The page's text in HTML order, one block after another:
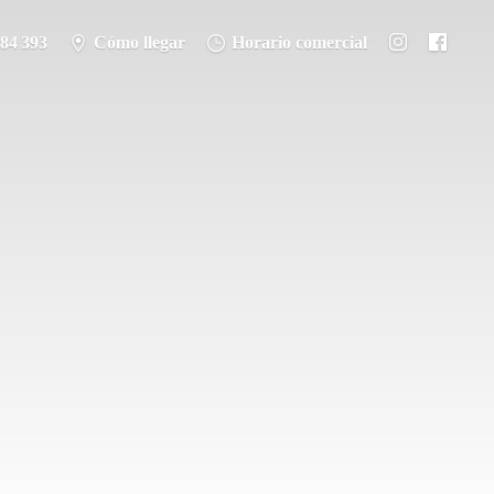
393 Cómo llegar Horario comercial